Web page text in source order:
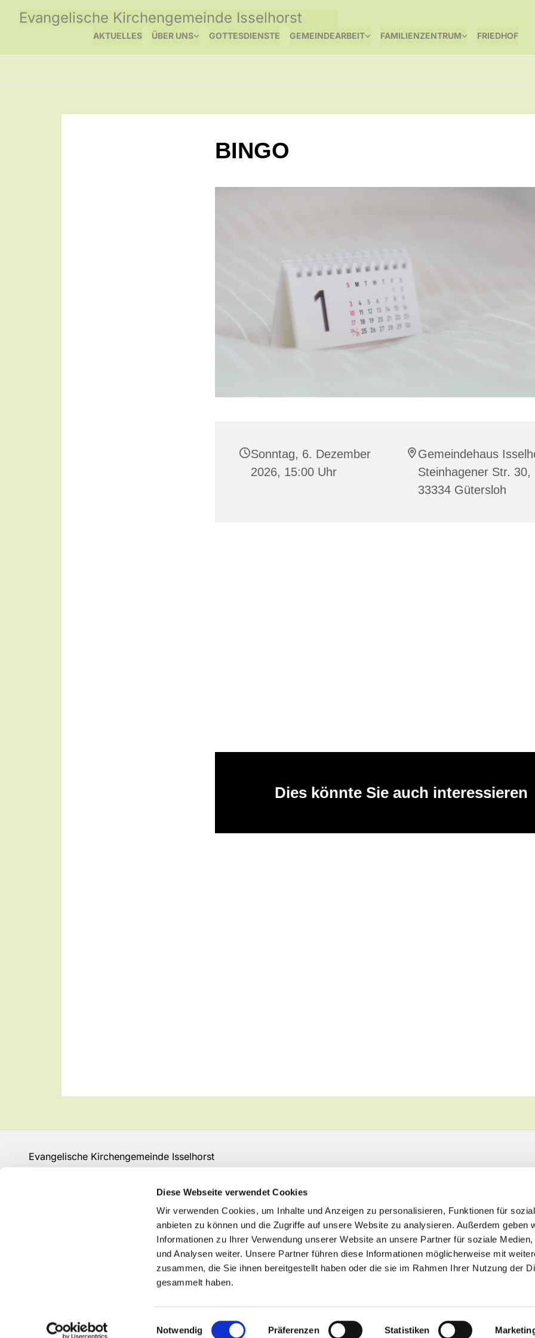
Diese Webseite verwendet Cookies
Wir verwenden Cookies, um Inhalte und Anzeigen zu personalisieren, Funktionen für
anbieten zu können und die Zugriffe auf unsere Website zu analysieren. Außerdem geben
Informationen zu Ihrer Verwendung unserer Website an unsere Partner für soziale Medien,
und Analysen weiter. Unsere Partner führen diese Informationen möglicherweise mit
zusammen, die Sie ihnen bereitgestellt haben oder die sie im Rahmen Ihrer Nutzung der
gesammelt haben.
Einwilligungsauswahl
Notwendig Präferenzen Statistiken
Evangelische Kirchengemeinde Isselhorst
AKTUELLES ÜBER UNS GOTTESDIENSTE GEMEINDEARBEIT FAMILIENZENTRUM FRIEDHOF
BINGO
Sonntag, 6. Dezember
2026, 15:00 Uhr
Gemeindehaus
Steinhagener Str. 30,
33334 Gütersloh
Dies könnte Sie auch interessieren
Evangelische Kirchengemeinde Isselhorst
GT-KG-Isselhorst@kk-ekvw.de